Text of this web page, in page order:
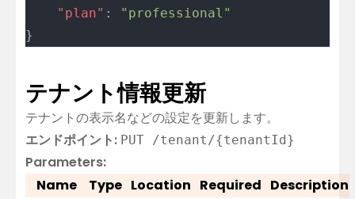
	"plan"
:
"professional"
}
テナント情報更新
テナントの表示名などの設定を更新します。
エンドポイント: PUT /tenant/{tenantId}
Parameters:
Name
Type Location Required Description